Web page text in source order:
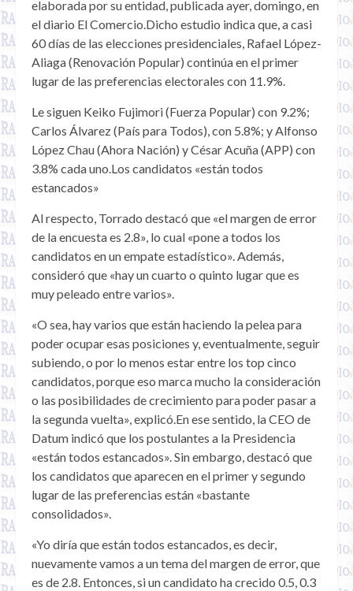
elaborada por su entidad, publicada ayer, domingo, en
el diario El Comercio.Dicho estudio indica que, a casi
60 días de las elecciones presidenciales, Rafael López-
Aliaga (Renovación Popular) continúa en el primer
lugar de las preferencias electorales con 11.9%.
Le siguen Keiko Fujimori (Fuerza Popular) con 9.2%;
Carlos Álvarez (País para Todos), con 5.8%; y Alfonso
López Chau (Ahora Nación) y César Acuña (APP) con
3.8% cada uno.Los candidatos «están todos
estancados»
Al respecto, Torrado destacó que «el margen de error
de la encuesta es 2.8», lo cual «pone a todos los
candidatos en un empate estadístico». Además,
consideró que «hay un cuarto o quinto lugar que es
muy peleado entre varios».
«O sea, hay varios que están haciendo la pelea para
poder ocupar esas posiciones y, eventualmente, seguir
subiendo, o por lo menos estar entre los top cinco
candidatos, porque eso marca mucho la consideración
o las posibilidades de crecimiento para poder pasar a
la segunda vuelta», explicó.En ese sentido, la CEO de
Datum indicó que los postulantes a la Presidencia
«están todos estancados». Sin embargo, destacó que
los candidatos que aparecen en el primer y segundo
lugar de las preferencias están «bastante
consolidados».
«Yo diría que están todos estancados, es decir,
nuevamente vamos a un tema del margen de error, que
es de 2.8. Entonces, si un candidato ha crecido 0.5, 0.3